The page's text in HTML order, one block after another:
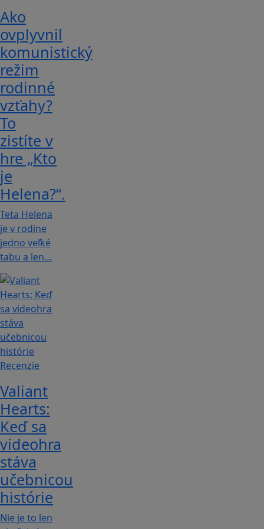
Ako
ovplyvnil
komunistický
režim
rodinné
vzťahy?
To
zistíte v
hre „Kto
je
Helena?“.
Teta Helena
je v rodine
jedno veľké
tabu a len…
Recenzie
Valiant
Hearts:
Keď sa
videohra
stáva
učebnicou
histórie
Nie je to len